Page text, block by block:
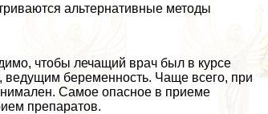
альтернативные методы
чтобы лечащий врач был в курсе
ведущим беременность. Чаще всего, при
Самое опасное в приеме
препаратов.